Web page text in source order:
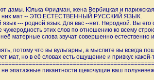
дамы. Юлька Фридман, жена Вербицкая и
них мат -- ЭТО ЕСТЕСТВЕННЫЙ РУССКИЙ ЯЗЫК.
язык --- родной язык. Для вас --нет. Неродной. Вы его
этих слов по отношению ко всему
матерные слова звучат совершенно естественно
потому что вы вульгарны, а мыслите вы всегда
мат, но в её словах есть ощущение и привкус
не эпатажные пикантности щекочущие ваш